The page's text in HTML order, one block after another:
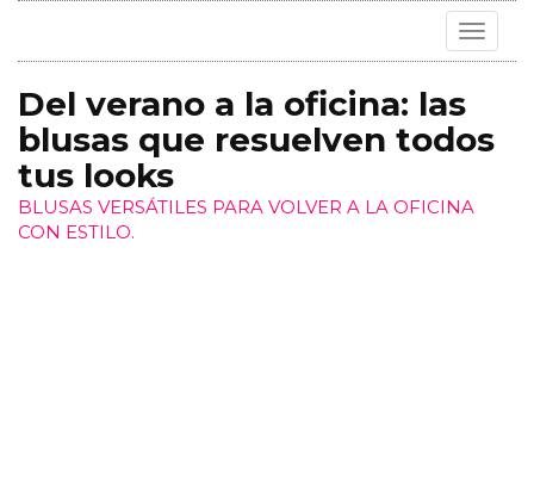
Toggle
Del verano a la oficina: las
blusas que resuelven todos
tus looks
BLUSAS VERSÁTILES PARA VOLVER A LA OFICINA
CON ESTILO.